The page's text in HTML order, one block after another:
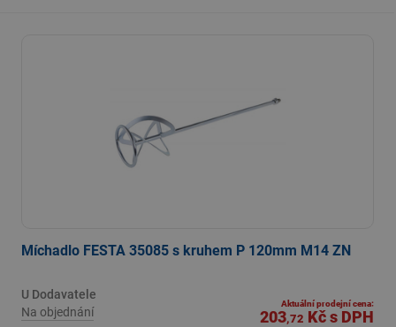
Míchadlo FESTA 35085 s kruhem P 120mm M14 ZN
U Dodavatele
Na objednání
Aktuální prodejní cena:
203,72 Kčs DPH